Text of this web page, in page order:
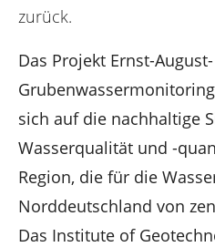
zurück.
Das Projekt Ernst-August-
sich auf die nachhaltige
Wasserqualität und -
Region, die für die
Norddeutschland von
Das Institute of